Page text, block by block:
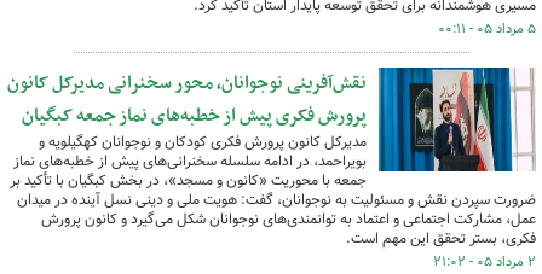
مسیری هوشمندانه برای تحقق توسعه پایدار استان تأکید کرد.
۵ مرداد ۰۵ - ۰۰:۱۱
نقش‌آفرینی نوجوانان، محور سخنرانی مدیرکل کانون
پرورش فکری پیش از خطبه‌های نماز جمعه کبگیان
مدیرکل کانون پرورش فکری کودکان و نوجوانان کهگیلویه و
بویراحمد، در ادامه سلسله سخنرانی‌های پیش از خطبه‌های نماز
جمعه با محوریت «کانون و مسجد»، در بخش کبگیان با تأکید بر
ضرورت سپردن نقش و مسئولیت به نوجوانان، گفت: هویت ملی و دینی نسل آینده در میدان
عمل، مشارکت اجتماعی و اعتماد به توانمندی‌های نوجوانان شکل می‌گیرد و کانون پرورش
فکری، بستر تحقق این مهم است.
۲ مرداد ۰۵ - ۲۱:۰۲